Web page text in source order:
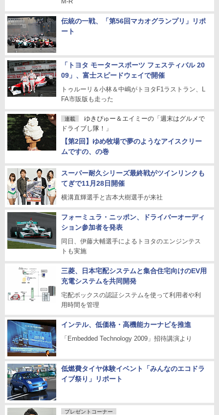
伝統の一戦、「第56回マカオグランプリ」リポ
ート
「トヨタ モータースポーツ フェスティバル 20
09」、富士スピードウェイで開催
トゥルーリ＆小林＆中嶋がトヨタF1ラストラン、L
FA市販版も走った
連載
ゆきぴゅー＆エイミーの「週末はグルメで
ドライブし隊！」
【第2回】ゆめ牧場で夢のようなアイスクリー
ムですの、の巻
スーパー耐久シリーズ最終戦がツインリンクも
てぎで11月28日開催
横溝直輝選手と吉本大樹選手が来社
フォーミュラ・ニッポン、ドライバーオーディ
ション参加者を発表
同日、伊藤大輔選手によるトヨタのエンジンテス
トも実施
三菱、日本宅配システムと集合住宅向けのEV用
充電システムを共同開発
宅配ボックスの認証システムを使って利用者や利
用時間を管理
インテル、低価格・高機能カーナビを推進
「Embedded Technology 2009」招待講演より
低燃費タイヤ体験イベント「みんなのエコドラ
イブ祭り」リポート
プレゼントコーナー